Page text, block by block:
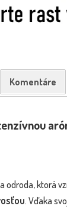
Komentáre
ktorá
. Vďaka